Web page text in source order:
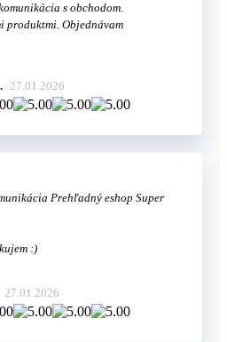
s obchodom.
produktmi. Objednávam
27.01.2026
Prehľadný eshop Super
:)
27.01.2026